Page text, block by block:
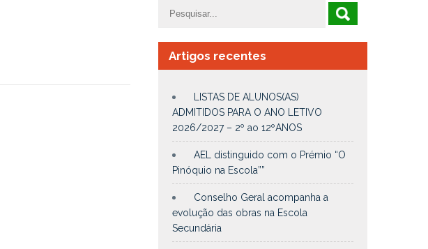
Artigos recentes
LISTAS DE ALUNOS(AS)
ADMITIDOS PARA O ANO LETIVO
2026/2027 – 2º ao 12ºANOS
AEL distinguido com o Prémio “O
Pinóquio na Escola””
Conselho Geral acompanha a
evolução das obras na Escola
Secundária